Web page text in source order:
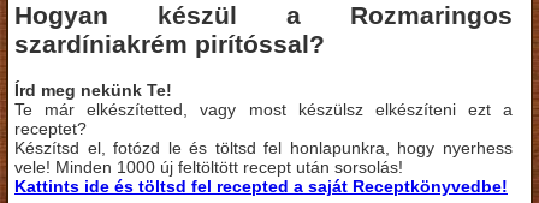
Hogyan készül a Rozmaringos
szardíniakrém pirítóssal?
Írd meg nekünk Te!
Te már elkészítetted, vagy most készülsz elkészíteni ezt a
receptet?
Készítsd el, fotózd le és töltsd fel honlapunkra, hogy nyerhess
vele! Minden 1000 új feltöltött recept után sorsolás!
Kattints ide és töltsd fel recepted a saját Receptkönyvedbe!